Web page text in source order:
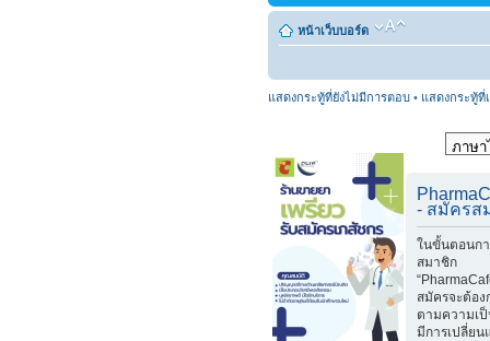
หน้าเว็บบอร์ด
แสดงกระทู้ที่ยังไม่มีการตอบ • แสดงกระทู้ที่
- สมัครส
ในขั้นตอนก
สมาชิก
สมัครจะต้อ
ตามความเ
มีการเปลี่ยน